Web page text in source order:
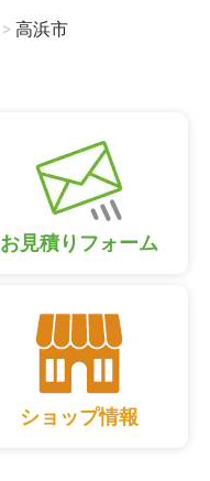
> 高浜市
お見積りフォーム
ショップ情報